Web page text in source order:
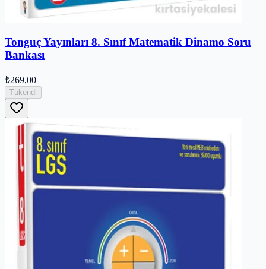
Tonguç Yayınları 8. Sınıf Matematik Dinamo Soru
Bankası
₺269,00
Tükendi